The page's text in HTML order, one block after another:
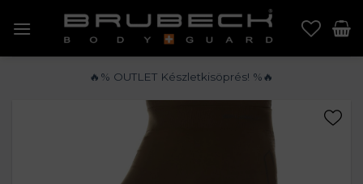
🔥% OUTLET Készletkisöprés! %🔥